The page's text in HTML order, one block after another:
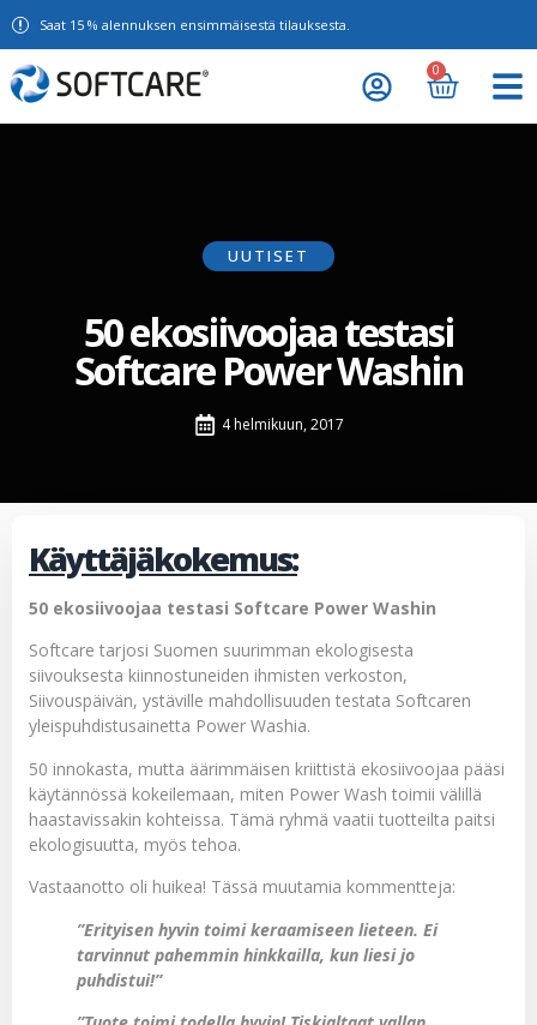
Saat 15 % alennuksen ensimmäisestä tilauksesta.
0
UUTISET
50 ekosiivoojaa testasi
Softcare Power Washin
4 helmikuun, 2017
Käyttäjäkokemus:
50 ekosiivoojaa testasi Softcare Power Washin
Softcare tarjosi Suomen suurimman ekologisesta
siivouksesta kiinnostuneiden ihmisten verkoston,
Siivouspäivän, ystäville mahdollisuuden testata Softcaren
yleispuhdistusainetta Power Washia.
50 innokasta, mutta äärimmäisen kriittistä ekosiivoojaa pääsi
käytännössä kokeilemaan, miten Power Wash toimii välillä
haastavissakin kohteissa. Tämä ryhmä vaatii tuotteilta paitsi
ekologisuutta, myös tehoa.
Vastaanotto oli huikea! Tässä muutamia kommentteja:
”Erityisen hyvin toimi keraamiseen lieteen. Ei
tarvinnut pahemmin hinkkailla, kun liesi jo
puhdistui!”